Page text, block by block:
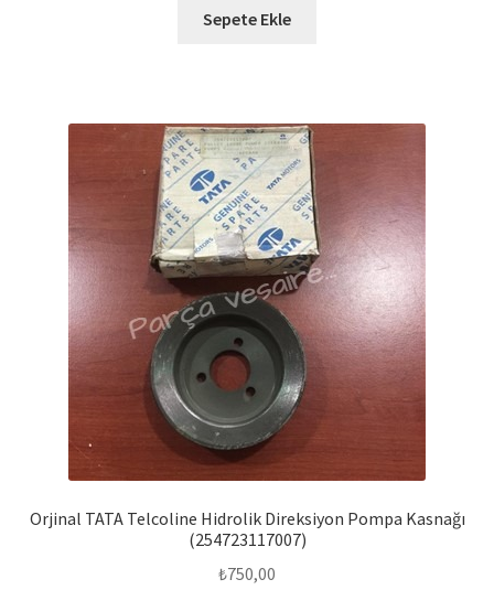
Sepete Ekle
Orjinal TATA Telcoline Hidrolik Direksiyon Pompa Kasnağı
(254723117007)
₺750,00